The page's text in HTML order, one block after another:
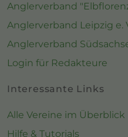
Anglerverband
Anglerverband Leipzig e.
Anglerverband
Login für Redakteure
Interessante Links
Alle Vereine im Überblick
Hilfe & Tutorials